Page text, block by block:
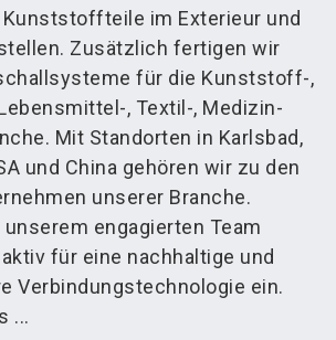
im Exterieur und
Zusätzlich fertigen wir
für die Kunststoff-,
, Textil-, Medizin-
Mit Standorten in Karlsbad,
und China gehören wir zu den
unserer Branche.
engagierten Team
für eine nachhaltige und
Verbindungstechnologie ein.
...